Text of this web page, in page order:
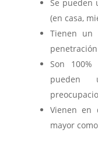
Se pueden
(en casa,
Tienen un
Son
Vienen en
mayor